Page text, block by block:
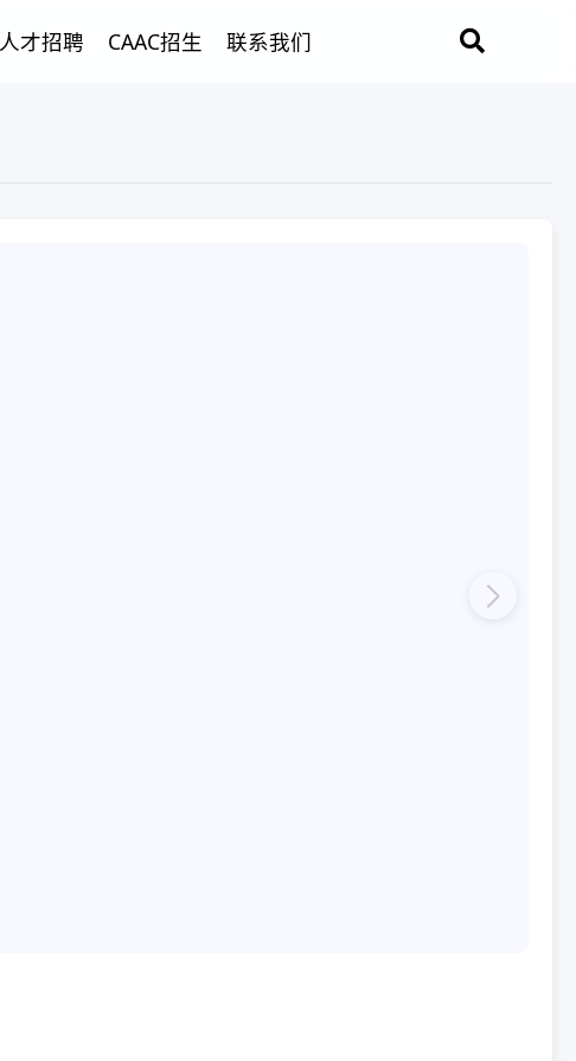
人才招聘 CAAC招生 联系我们